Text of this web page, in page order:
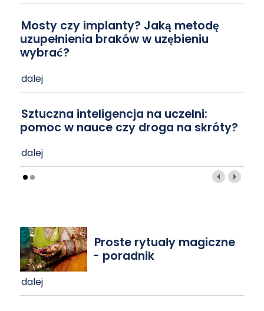
Mosty czy implanty? Jaką metodę
uzupełnienia braków w uzębieniu
wybrać?
dalej
Sztuczna inteligencja na uczelni:
pomoc w nauce czy droga na skróty?
dalej
Proste rytuały magiczne
- poradnik
dalej